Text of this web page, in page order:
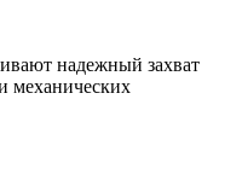
надежный захват
механических